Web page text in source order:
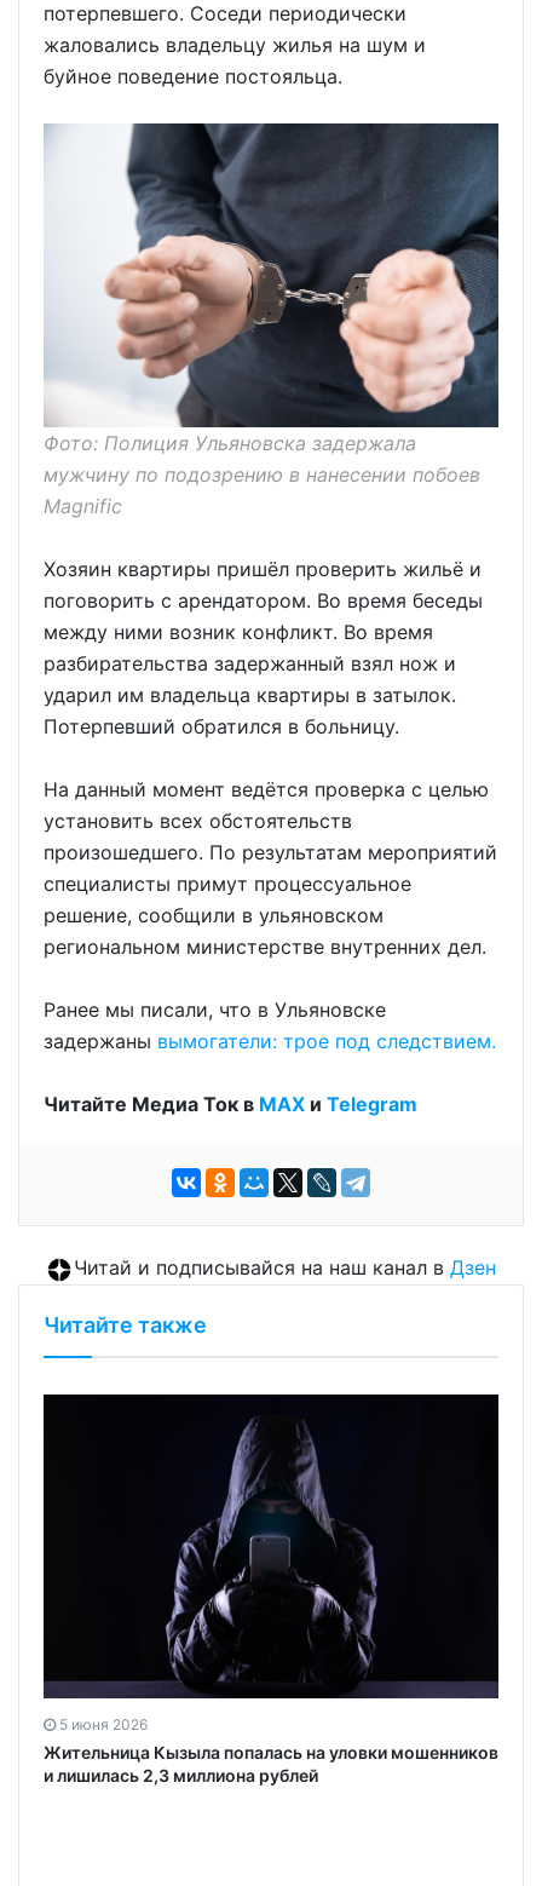
потерпевшего. Соседи периодически
жаловались владельцу жилья на шум и
буйное поведение постояльца.
Фото: Полиция Ульяновска задержала
мужчину по подозрению в нанесении побоев
Magnific
Хозяин квартиры пришёл проверить жильё и
поговорить с арендатором. Во время беседы
между ними возник конфликт. Во время
разбирательства задержанный взял нож и
ударил им владельца квартиры в затылок.
Потерпевший обратился в больницу.
На данный момент ведётся проверка с целью
установить всех обстоятельств
произошедшего. По результатам мероприятий
специалисты примут процессуальное
решение, сообщили в ульяновском
региональном министерстве внутренних дел.
Ранее мы писали, что в Ульяновске
задержаны вымогатели: трое под следствием.
Читайте Медиа Ток в МАХ и Telegram
Читай и подписывайся на наш канал в Дзен
Читайте также
5 июня 2026
Жительница Кызыла попалась на уловки мошенников
и лишилась 2,3 миллиона рублей